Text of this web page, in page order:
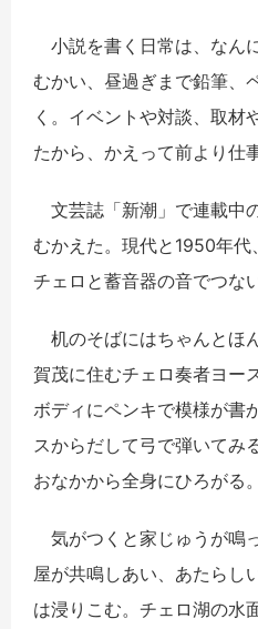
小説を書く日常は、なん
むかい、昼過ぎまで鉛筆、
く。イベントや対談、取材
たから、かえって前より仕
文芸誌「新潮」で連載中
むかえた。現代と1950年代
チェロと蓄音器の音でつな
机のそばにはちゃんとほ
賀茂に住むチェロ奏者ヨー
ボディにペンキで模様が書
スからだして弓で弾いてみ
おなかから全身にひろがる。
気がつくと家じゅうが鳴
屋が共鳴しあい、あたらし
は浸りこむ。チェロ湖の水